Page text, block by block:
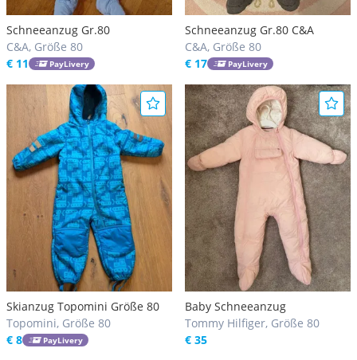
Schneeanzug Gr.80
C&A, Größe 80
€ 11
PayLivery
Schneeanzug Gr.80 C&A
C&A, Größe 80
€ 17
PayLivery
Skianzug Topomini Größe 80
Topomini, Größe 80
€ 8
PayLivery
Baby Schneeanzug
Tommy Hilfiger, Größe 80
€ 35